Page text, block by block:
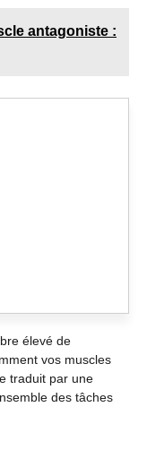
antagoniste :
élevé de
vos muscles
traduit par une
des tâches